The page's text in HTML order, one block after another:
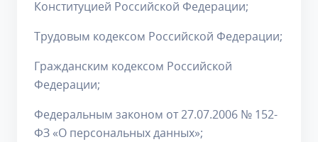
Конституцией Российской Федерации;
Трудовым кодексом Российской Федерации;
Гражданским кодексом Российской
Федерации;
Федеральным законом от 27.07.2006 № 152-
ФЗ «О персональных данных»;